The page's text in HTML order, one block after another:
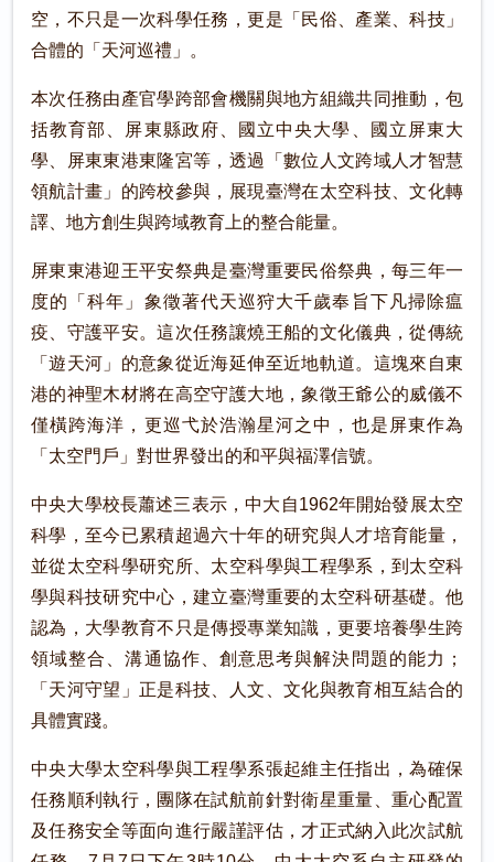
空，不只是一次科學任務，更是「民俗、產業、科技」
合體的「天河巡禮」。
本次任務由產官學跨部會機關與地方組織共同推動，包
括教育部、屏東縣政府、國立中央大學、國立屏東大
學、屏東東港東隆宮等，透過「數位人文跨域人才智慧
領航計畫」的跨校參與，展現臺灣在太空科技、文化轉
譯、地方創生與跨域教育上的整合能量。
屏東東港迎王平安祭典是臺灣重要民俗祭典，每三年一
度的「科年」象徵著代天巡狩大千歲奉旨下凡掃除瘟
疫、守護平安。這次任務讓燒王船的文化儀典，從傳統
「遊天河」的意象從近海延伸至近地軌道。這塊來自東
港的神聖木材將在高空守護大地，象徵王爺公的威儀不
僅橫跨海洋，更巡弋於浩瀚星河之中，也是屏東作為
「太空門戶」對世界發出的和平與福澤信號。
中央大學校長蕭述三表示，中大自1962年開始發展太空
科學，至今已累積超過六十年的研究與人才培育能量，
並從太空科學研究所、太空科學與工程學系，到太空科
學與科技研究中心，建立臺灣重要的太空科研基礎。他
認為，大學教育不只是傳授專業知識，更要培養學生跨
領域整合、溝通協作、創意思考與解決問題的能力；
「天河守望」正是科技、人文、文化與教育相互結合的
具體實踐。
中央大學太空科學與工程學系張起維主任指出，為確保
任務順利執行，團隊在試航前針對衛星重量、重心配置
及任務安全等面向進行嚴謹評估，才正式納入此次試航